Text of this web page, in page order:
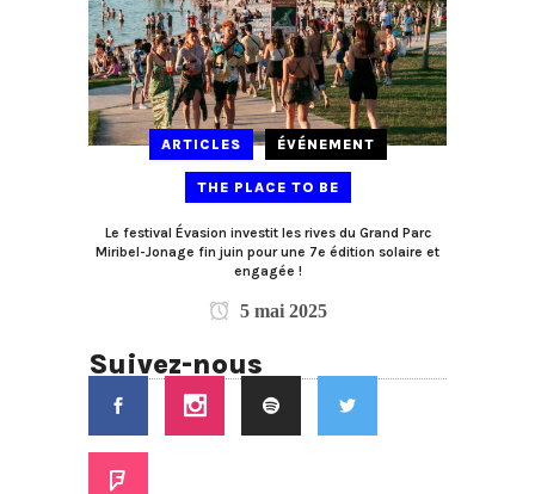
ARTICLES ÉVÉNEMENT
THE PLACE TO BE
Le festival Évasion investit les rives du Grand Parc
Miribel-Jonage fin juin pour une 7e édition solaire et
engagée !
5 mai 2025
Suivez-nous